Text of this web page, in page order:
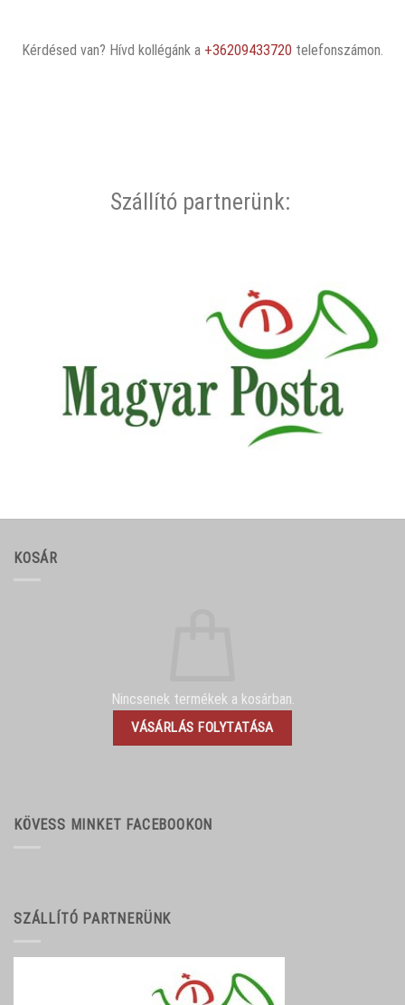
Kérdésed van? Hívd kollégánk a +36209433720 telefonszámon.
Szállító partnerünk:
KOSÁR
Nincsenek termékek a kosárban.
VÁSÁRLÁS FOLYTATÁSA
KÖVESS MINKET FACEBOOKON
SZÁLLÍTÓ PARTNERÜNK